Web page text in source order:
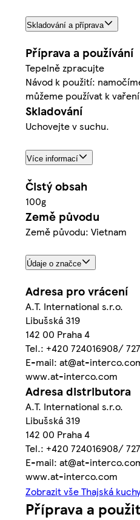
Skladování a příprava
Příprava a používání
Tepelně zpracujte
Návod k použití:
můžeme používat k
Skladování
Uchovejte v suchu.
Více informací
Čistý obsah
100g
Země původu
Země původu: Vietnam
Údaje o značce
Adresa pro vrácení
A.T. International s.r.o.
Libušská 319
142 00 Praha 4
Tel.: +420 724016908/
E-mail: at@at-
www.at-interco.com
Adresa distributora
A.T. International s.r.o.
Libušská 319
142 00 Praha 4
Tel.: +420 724016908/
E-mail: at@at-
www.at-interco.com
Zobrazit vše Thajská
Příprava a